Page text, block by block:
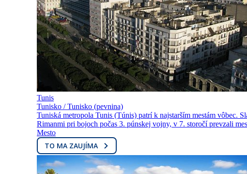
Tunis
Tunisko / Tunisko (pevnina)
Tuniská metropola Tunis (Túnis) patrí k najstarším mestám vôbec.
Rimanmi pri bojoch počas 3. púnskej vojny, v 7. storočí prevzali
Mesto
TO MA ZAUJÍMA